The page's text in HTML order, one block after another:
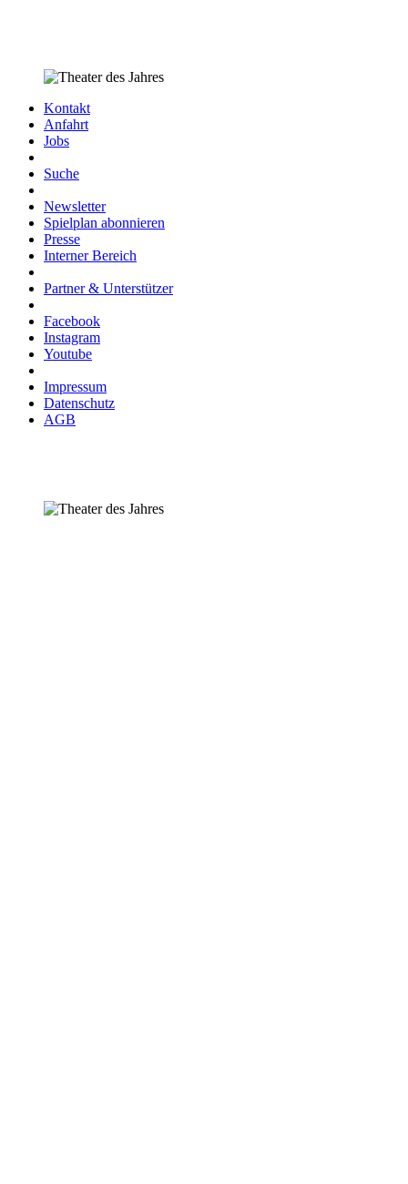
Kontakt
Anfahrt
Jobs
Suche
Newsletter
Spielplan abonnieren
Presse
Interner Bereich
Partner & Unterstützer
Facebook
Instagram
Youtube
Impressum
Datenschutz
AGB